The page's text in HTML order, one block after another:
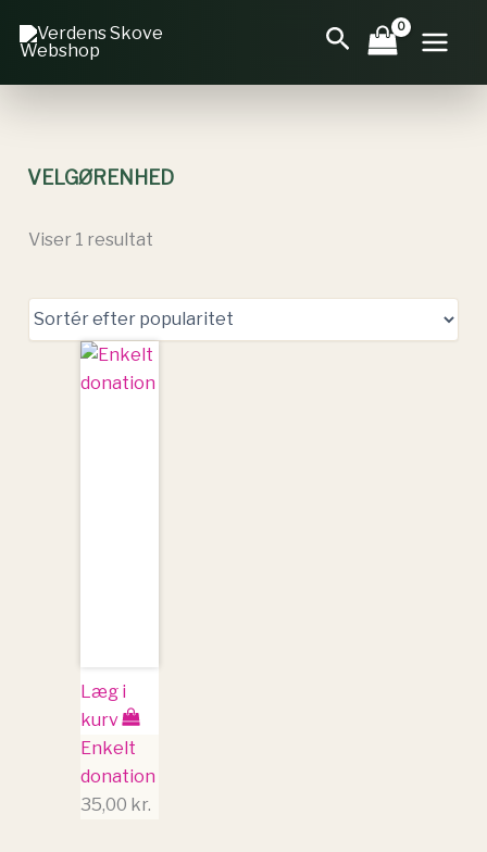
Søg
VELGØRENHED
Viser 1 resultat
Læg i
kurv
Enkelt
donation
35,00 kr.